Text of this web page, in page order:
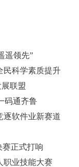
遥领先”
民科学素质提升
联盟
码通齐鲁
逐软件业新赛道
赛正式打响
职业技能大赛